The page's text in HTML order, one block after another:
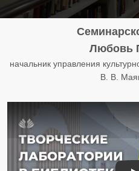
Любовь
начальник управления
В. В.